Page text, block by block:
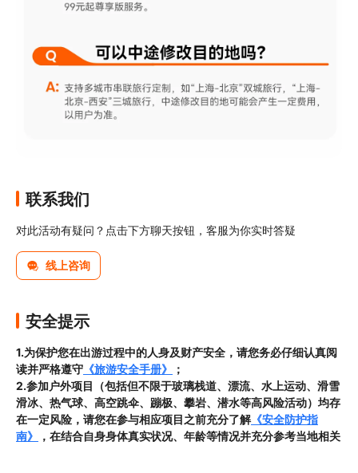
联系我们
对此活动有疑问？点击下方聊天按钮，客服为你实时答疑
线上咨询
安全提示
1.为保护您在出游过程中的人身及财产安全，请您务必仔细认真阅
读并严格遵守 《旅游安全手册》
；
2.参加户外项目（包括但不限于玻璃栈道、漂流、水上运动、滑雪
滑冰、热气球、高空跳伞、蹦极、攀岩、潜水等高风险活动）均存
在一定风险，请您在参与相应项目之前充分了解《安全防护指
南》
，在结合自身身体真实状况、年龄等情况并充分参考当地相关